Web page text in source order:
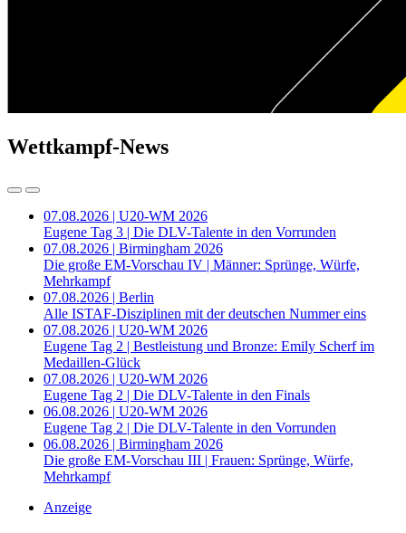
Wettkampf-News
07.08.2026 | U20-WM 2026
Eugene Tag 3 | Die DLV-Talente in den Vorrunden
07.08.2026 | Birmingham 2026
Die große EM-Vorschau IV | Männer: Sprünge, Würfe,
Mehrkampf
07.08.2026 | Berlin
Alle ISTAF-Disziplinen mit der deutschen Nummer eins
07.08.2026 | U20-WM 2026
Eugene Tag 2 | Bestleistung und Bronze: Emily Scherf im
Medaillen-Glück
07.08.2026 | U20-WM 2026
Eugene Tag 2 | Die DLV-Talente in den Finals
06.08.2026 | U20-WM 2026
Eugene Tag 2 | Die DLV-Talente in den Vorrunden
06.08.2026 | Birmingham 2026
Die große EM-Vorschau III | Frauen: Sprünge, Würfe,
Mehrkampf
Anzeige